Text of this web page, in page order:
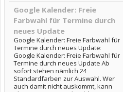
Google Kalender: Freie
Farbwahl für Termine durch
neues Update
Google Kalender: Freie Farbwahl für
Termine durch neues Update:
Google Kalender: Freie Farbwahl für
Termine durch neues Update Ab
sofort stehen nämlich 24
Standardfarben zur Auswahl. Wer
auch damit nicht auskommt, kann